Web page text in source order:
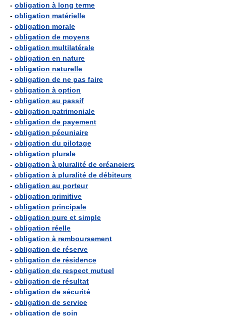
- obligation à long terme
- obligation matérielle
- obligation morale
- obligation de moyens
- obligation multilatérale
- obligation en nature
- obligation naturelle
- obligation de ne pas faire
- obligation à option
- obligation au passif
- obligation patrimoniale
- obligation de payement
- obligation pécuniaire
- obligation du pilotage
- obligation plurale
- obligation à pluralité de créanciers
- obligation à pluralité de débiteurs
- obligation au porteur
- obligation primitive
- obligation principale
- obligation pure et simple
- obligation réelle
- obligation à remboursement
- obligation de réserve
- obligation de résidence
- obligation de respect mutuel
- obligation de résultat
- obligation de sécurité
- obligation de service
- obligation de soin